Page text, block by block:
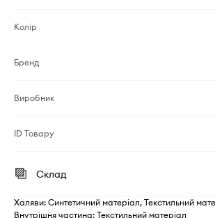
Колір
Бренд
Виробник
ID Товару
Склад
Халяви: Синтетичний матеріал, Текстильний
Внутрішня частина: Текстильний матеріал